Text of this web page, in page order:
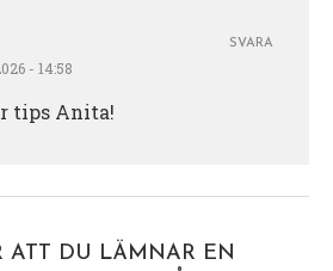
- 14:58
tips Anita!
SVARA
ATT DU LÄMNAR EN